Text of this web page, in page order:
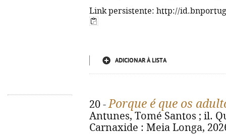
Link persistente: http://
ADICIONAR À LISTA
20 -Porque é que os
Antunes, Tomé Santos ; il.
Carnaxide : Meia Longa,